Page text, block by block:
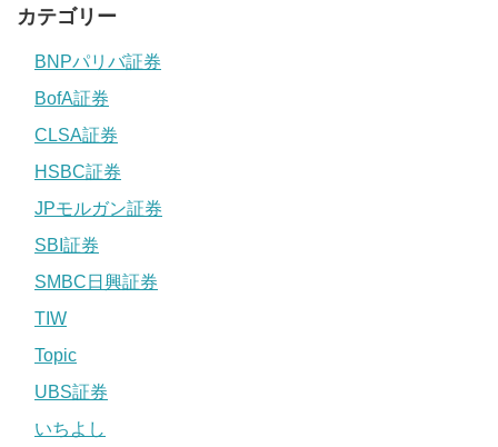
カテゴリー
BNPパリバ証券
BofA証券
CLSA証券
HSBC証券
JPモルガン証券
SBI証券
SMBC日興証券
TIW
Topic
UBS証券
いちよし